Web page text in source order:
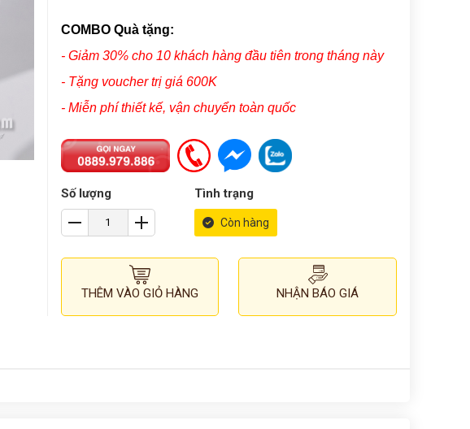
COMBO Quà tặng:
- Giảm 30% cho 10 khách hàng đầu tiên trong tháng này
- Tặng voucher trị giá 600K
- Miễn phí thiết kế, vận chuyển toàn quốc
Số lượng Tình trạng
Còn hàng
THÊM VÀO GIỎ HÀNG NHẬN BÁO GIÁ